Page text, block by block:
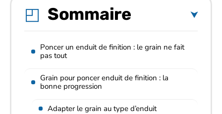
Sommaire
Poncer un enduit de finition : le grain ne fait
pas tout
Grain pour poncer enduit de finition : la
bonne progression
Adapter le grain au type d’enduit